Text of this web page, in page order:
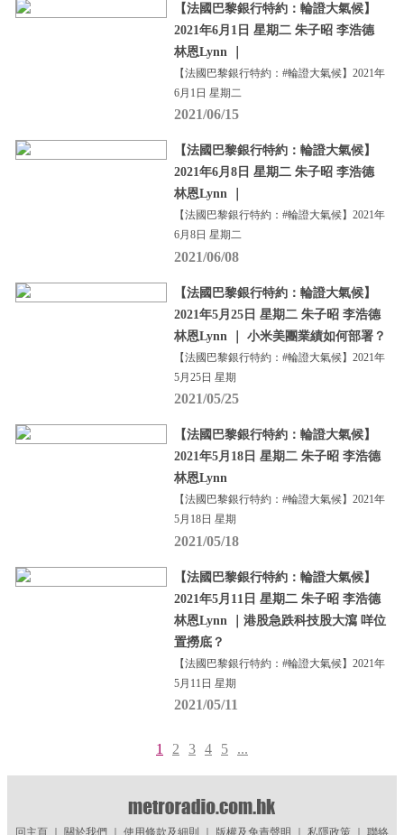
【法國巴黎銀行特約：輪證大氣候】
2021年6月1日 星期二 朱子昭 李浩德
林恩Lynn ｜
【法國巴黎銀行特約：#輪證大氣候】2021年
6月1日 星期二
2021/06/15
【法國巴黎銀行特約：輪證大氣候】
2021年6月8日 星期二 朱子昭 李浩德
林恩Lynn ｜
【法國巴黎銀行特約：#輪證大氣候】2021年
6月8日 星期二
2021/06/08
【法國巴黎銀行特約：輪證大氣候】
2021年5月25日 星期二 朱子昭 李浩德
林恩Lynn ｜ 小米美團業績如何部署？
【法國巴黎銀行特約：#輪證大氣候】2021年
5月25日 星期
2021/05/25
【法國巴黎銀行特約：輪證大氣候】
2021年5月18日 星期二 朱子昭 李浩德
林恩Lynn
【法國巴黎銀行特約：#輪證大氣候】2021年
5月18日 星期
2021/05/18
【法國巴黎銀行特約：輪證大氣候】
2021年5月11日 星期二 朱子昭 李浩德
林恩Lynn ｜港股急跌科技股大瀉 咩位
置撈底？
【法國巴黎銀行特約：#輪證大氣候】2021年
5月11日 星期
2021/05/11
1 2 3 4 5 ...